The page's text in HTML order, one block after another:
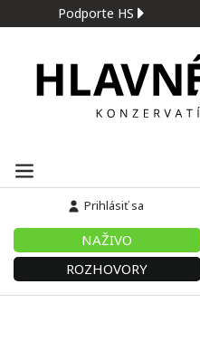
Podporte HS
Prihlásiť sa
NAŽIVO
ROZHOVORY